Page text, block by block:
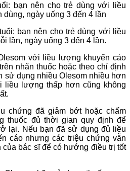
bạn nên cho trẻ dùng với liều
dùng, ngày uống 3 đến 4 lần
bạn nên cho trẻ dùng với liều
lần, ngày uống 3 đến 4 lần.
với liều lượng khuyến cáo
nhãn thuốc hoặc theo chỉ định
sử dụng nhiều Olesom nhiều hơn
liều lượng thấp hơn cũng không
chứng đã giảm bớt hoặc chấm
thuốc đủ thời gian quy định để
lại. Nếu bạn đã sử dụng đủ liều
cáo nhưng các triệu chứng vẫn
của bác sĩ để có hướng điều trị tốt